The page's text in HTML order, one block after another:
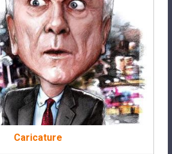
Caricature